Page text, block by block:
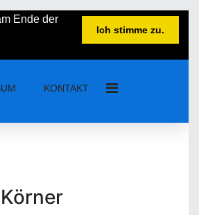
Ende der
Ich stimme zu.
info@anwalt-apolda.com
8.00 Uhr - 16.00 Uhr
KONTAKT